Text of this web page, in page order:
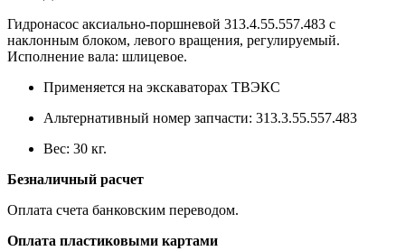
Гидронасос аксиально-поршневой 313.4.55.557.483 с
наклонным блоком, левого вращения, регулируемый.
Исполнение вала: шлицевое.
Применяется на экскаваторах ТВЭКС
Альтернативный номер запчасти: 313.3.55.557.483
Вес: 30 кг.
Безналичный расчет
Оплата счета банковским переводом.
Оплата пластиковыми картами